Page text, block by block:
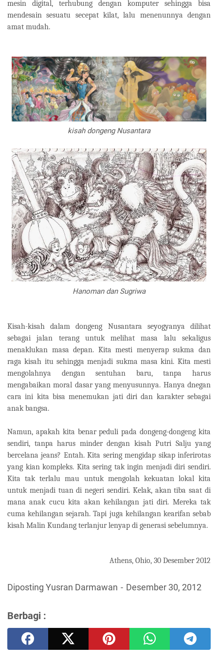
mesin digital, terhubung dengan komputer sehingga bisa
mendesain sesuatu secepat kilat, lalu menenunnya dengan
amat mudah.
kisah dongeng Nusantara
Hanoman dan Sugriwa
Kisah-kisah dalam dongeng Nusantara seyogyanya dilihat
sebagai jalan terang untuk melihat masa lalu sekaligus
menaklukan masa depan. Kita mesti menyerap sukma dan
raga kisah itu sehingga menjadi sukma masa kini. Kita mesti
mengolahnya dengan sentuhan baru, tanpa harus
mengabaikan moral dasar yang menyusunnya. Hanya dnegan
cara ini kita bisa menemukan jati diri dan karakter sebagai
anak bangsa.
Namun, apakah kita benar peduli pada dongeng-dongeng kita
sendiri, tanpa harus minder dengan kisah Putri Salju yang
bercelana jeans? Entah. Kita sering mengidap sikap inferirotas
yang kian kompleks. Kita sering tak ingin menjadi diri sendiri.
Kita tak terlalu mau untuk mengolah kekuatan lokal kita
untuk menjadi tuan di negeri sendiri. Kelak, akan tiba saat di
mana anak cucu kita akan kehilangan jati diri. Mereka tak
cuma kehilangan sejarah. Tapi juga kehilangan kearifan sebab
kisah Malin Kundang terlanjur lenyap di generasi sebelumnya.
Athens, Ohio, 30 Desember 2012
Diposting Yusran Darmawan Desember 30, 2012
Berbagi :